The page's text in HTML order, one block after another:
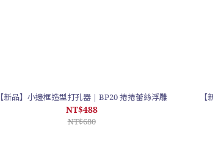
【新品】小邊框造型打孔器 | BP20 捲捲蕾絲浮雕
NT$488
NT$680